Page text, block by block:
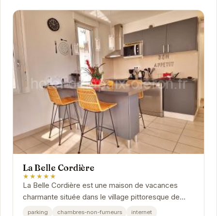
La Belle Cordière
★★★★★
La Belle Cordière est une maison de vacances
charmante située dans le village pittoresque de
Saint-Trojan-les-Bains. Avec son emplacement
parking chambres-non-fumeurs
internet